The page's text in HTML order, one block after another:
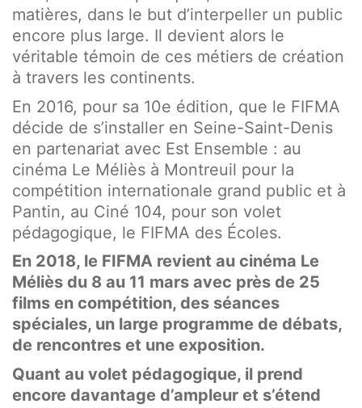
matières, dans le but d’interpeller un public
encore plus large. Il devient alors le
véritable témoin de ces métiers de création
à travers les continents.
En 2016, pour sa 10e édition, que le FIFMA
décide de s’installer en Seine-Saint-Denis
en partenariat avec Est Ensemble : au
cinéma Le Méliès à Montreuil pour la
compétition internationale grand public et à
Pantin, au Ciné 104, pour son volet
pédagogique, le FIFMA des Écoles.
En 2018, le FIFMA revient au cinéma Le
Méliès du 8 au 11 mars avec près de 25
films en compétition, des séances
spéciales, un large programme de débats,
de rencontres et une exposition.
Quant au volet pédagogique, il prend
encore davantage d’ampleur et s’étend